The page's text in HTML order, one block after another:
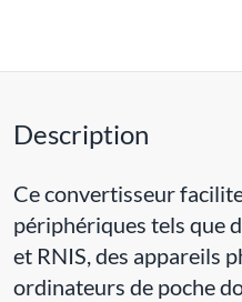
Description
Ce convertisseur
périphériques tels que
et RNIS, des appareils
ordinateurs de poche